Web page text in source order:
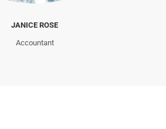
JANICE ROSE
Accountant